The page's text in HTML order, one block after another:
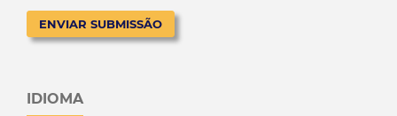
ENVIAR SUBMISSÃO
IDIOMA